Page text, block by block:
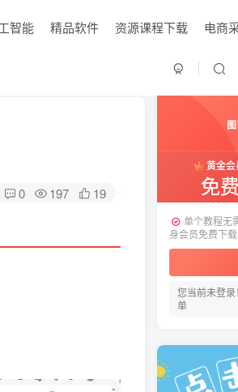
智能 精品软件 资源课程下载 电商
0 197 19
付费资源
黄金会
免费
单个教程无
身会员免费下载
您当前未登
单